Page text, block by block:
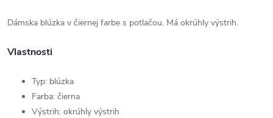
Dámska blúzka v čiernej farbe s potlačou. Má okrúhly výstrih.
Vlastnosti
Typ: blúzka
Farba: čierna
Výstrih: okrúhly výstrih